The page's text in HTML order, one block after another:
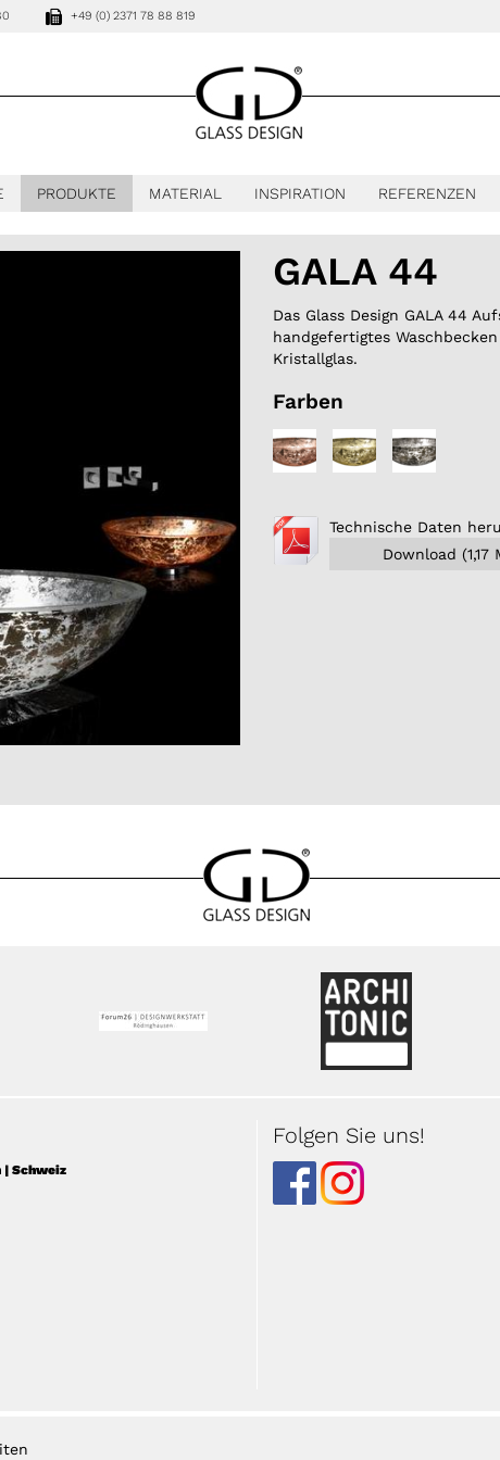
+49 (0) 2371 78 88 819
PRODUKTE MATERIAL INSPIRATION REFERENZEN
GALA 44
Das Glass Design GALA 44
handgefertigtes
Kristallglas.
Farben
Technische Daten
Download (1,17
| Schweiz
Folgen Sie uns!